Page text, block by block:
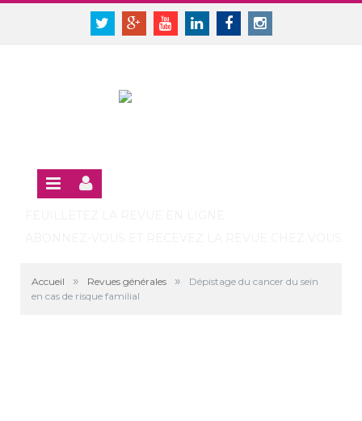
Panneau de gestion des cookies
TwitterGoogle+YoutubeLinkedinFacebookInstagram
SE CONNECTER
Accueil » Revues générales »
Dépistage du cancer du sein
en cas de risque familial